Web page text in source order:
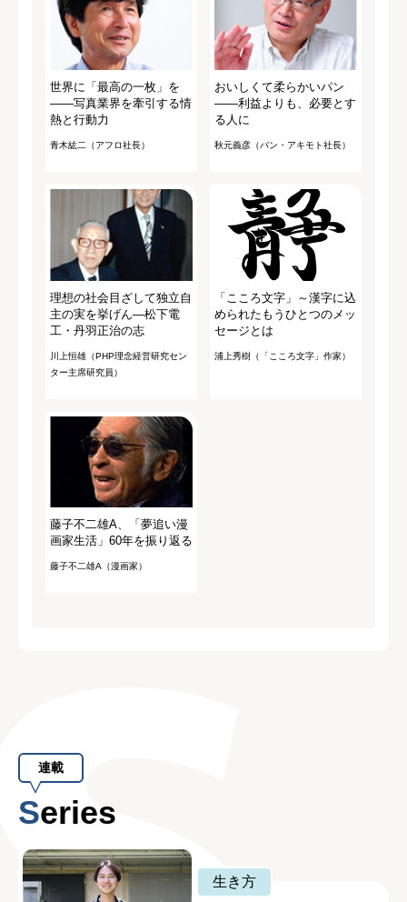
世界に「最高の一枚」を
――写真業界を牽引する情
熱と行動力
青木紘二（アフロ社長）
おいしくて柔らかいパン
――利益よりも、必要とす
る人に
秋元義彦（パン・アキモト社長）
理想の社会目ざして独立自
主の実を挙げん―松下電
工・丹羽正治の志
川上恒雄（PHP理念経営研究セン
ター主席研究員）
「こころ文字」～漢字に込
められたもうひとつのメッ
セージとは
浦上秀樹（「こころ文字」作家）
藤子不二雄A、「夢追い漫
画家生活」60年を振り返る
藤子不二雄A（漫画家）
連載
Series
生き方